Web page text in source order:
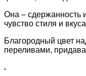
Она – сдержанность
чувство стиля и
Благородный цвет
переливами,
.